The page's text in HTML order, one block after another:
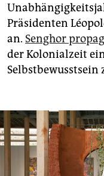
Präsidenten
an. Senghor
der Kolonialzeit
Selbstbewusstsein